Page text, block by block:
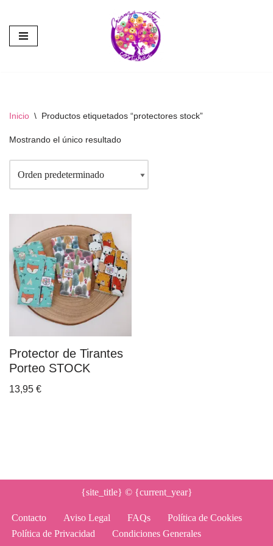
Saltar
al
Inicio \ Productos etiquetados “protectores stock”
Mostrando el único resultado
Protector de Tirantes
Porteo STOCK
13,95 €
{site_title} © {current_year}
Contacto Aviso Legal FAQs
Política de Cookies
Política de Privacidad
Condiciones Generales